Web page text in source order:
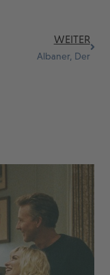
WEITER
Albaner, Der